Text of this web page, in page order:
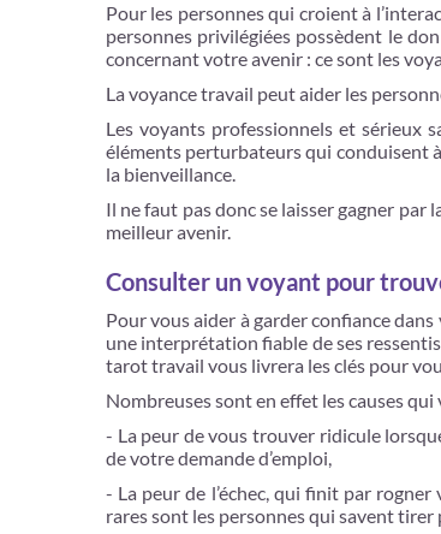
Pour les personnes qui croient à
personnes privilégiées possèdent le
concernant votre avenir : ce sont les
La voyance travail peut aider les
Les voyants professionnels et sérieux
éléments perturbateurs qui conduisent à
la bienveillance.
Il ne faut pas donc se laisser gagner
meilleur avenir.
Consulter un voyant pour
Pour vous aider à garder confiance
une interprétation fiable de ses
tarot travail vous livrera les clés pour
Nombreuses sont en effet les causes
- La peur de vous trouver ridicule
de votre demande d’emploi,
- La peur de l’échec, qui finit par
rares sont les personnes qui savent